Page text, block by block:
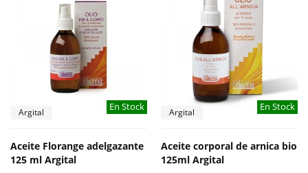
En Stock
Argital
Aceite Florange adelgazante
125 ml Argital
En Stock
Argital
Aceite corporal de arnica bio
125ml Argital